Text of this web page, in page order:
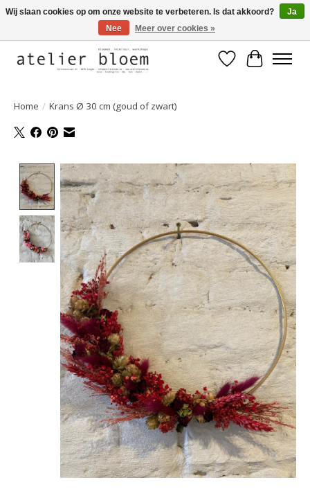
Welkom bij Atelier Bloem
Verlanglijst
Home / Krans Ø 30 cm (goud of zwart)
Product image slideshow Items
Wij slaan cookies op om onze website te verbeteren. Is dat akkoord?
Ja
Nee
Meer over cookies »